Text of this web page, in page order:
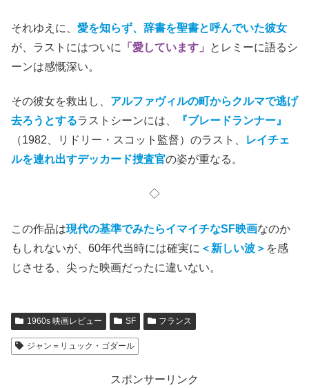
それゆえに、 愛を知らず、辞書を聖書と呼んでいた彼女
が、ラストにはついに
「愛しています」
とレミーに語るシ
ーンは感慨深い。
その彼女を救出し、 アルファヴィルの町からクルマで逃げ
去ろうとするラストシーンには、
『ブレードランナー』
（1982、リドリー・スコット監督）のラスト、
レイチェ
ルを連れ出すデッカード捜査官の姿が重なる。
◇
この作品は現代の基準でみたらイマイチなSF映画なのか
もしれないが、60年代当時には確実に ＜新しい波＞ を感
じさせる、尖った映画だったに違いない。
1960s 映画レビュー SF フランス
ジャン＝リュック・ゴダール
スポンサーリンク